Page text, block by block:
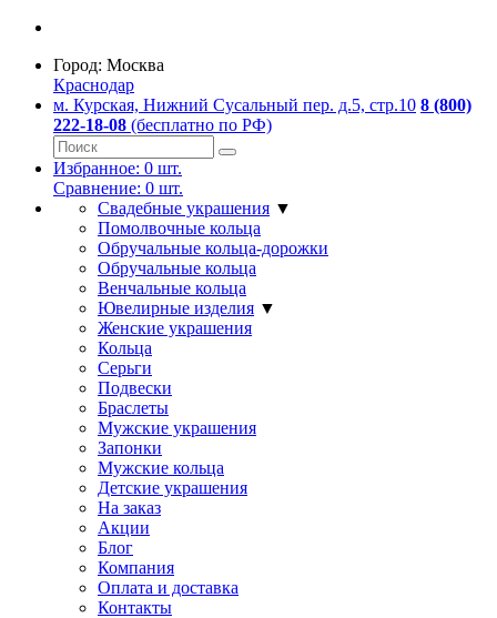
Город: Москва
Краснодар
м. Курская, Нижний Сусальный пер. д.5, стр.10 8 (800)
222-18-08 (бесплатно по РФ)
Избранное: 0 шт.
Сравнение: 0 шт.
Свадебные украшения ▼
Помолвочные кольца
Обручальные кольца-дорожки
Обручальные кольца
Венчальные кольца
Ювелирные изделия ▼
Женские украшения
Кольца
Серьги
Подвески
Браслеты
Мужские украшения
Запонки
Мужские кольца
Детские украшения
На заказ
Акции
Блог
Компания
Оплата и доставка
Контакты